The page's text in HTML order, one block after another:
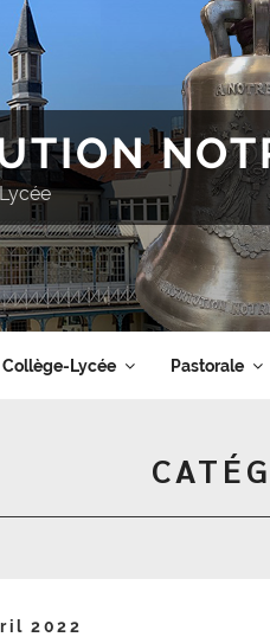
Collège-Lycée Pastorale
2022